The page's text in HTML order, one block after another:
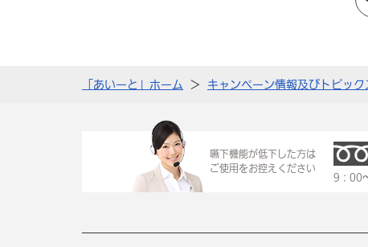
「あいーと」ホーム キャンペーン情報及びトピック
嚥下機能が低下した方は
ご使用をお控えください
9：00